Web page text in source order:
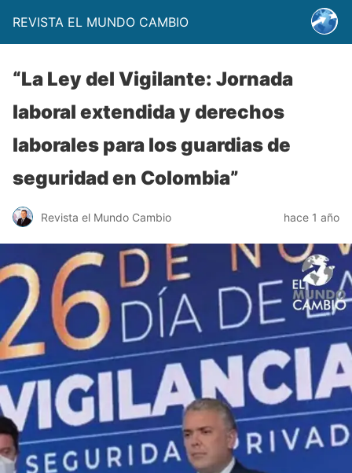
REVISTA EL MUNDO CAMBIO
“La Ley del Vigilante: Jornada
laboral extendida y derechos
laborales para los guardias de
seguridad en Colombia”
Revista el Mundo Cambio hace 1 año